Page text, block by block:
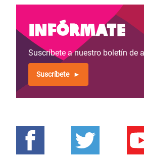
Infórmate
Suscríbete a nuestro boletín de
Suscríbete